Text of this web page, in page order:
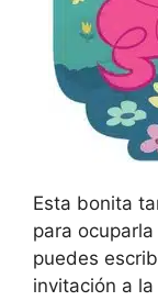
Esta bonita
para
puedes
invitación a